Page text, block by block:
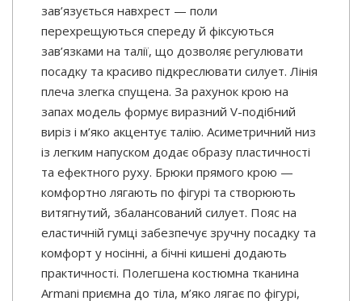
зав’язується навхрест — поли
перехрещуються спереду й фіксуються
зав’язками на талії, що дозволяє регулювати
посадку та красиво підкреслювати силует. Лінія
плеча злегка спущена. За рахунок крою на
запах модель формує виразний V-подібний
виріз і м’яко акцентує талію. Асиметричний низ
із легким напуском додає образу пластичності
та ефектного руху. Брюки прямого крою —
комфортно лягають по фігурі та створюють
витягнутий, збалансований силует. Пояс на
еластичній гумці забезпечує зручну посадку та
комфорт у носінні, а бічні кишені додають
практичності. Полегшена костюмна тканина
Armani приємна до тіла, м’яко лягає по фігурі,